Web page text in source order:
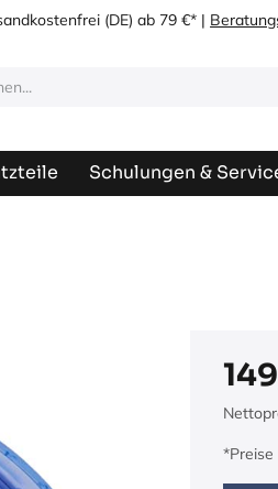
(DE) ab 79 €* |
Schulungen &
*Preise